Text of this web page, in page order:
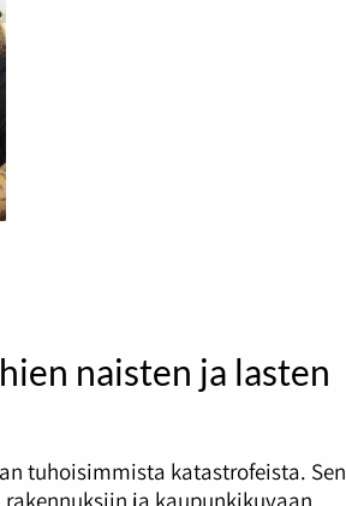
naisten ja lasten
tuhoisimmista katastrofeista. Sen
ja kaupunkikuvaan.